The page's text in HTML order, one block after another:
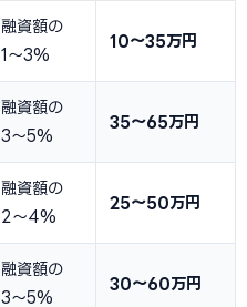
融資額の
1〜3%
10〜35万円
融資額の
3〜5%
35〜65万円
融資額の
2〜4%
25〜50万円
融資額の
3〜5%
30〜60万円